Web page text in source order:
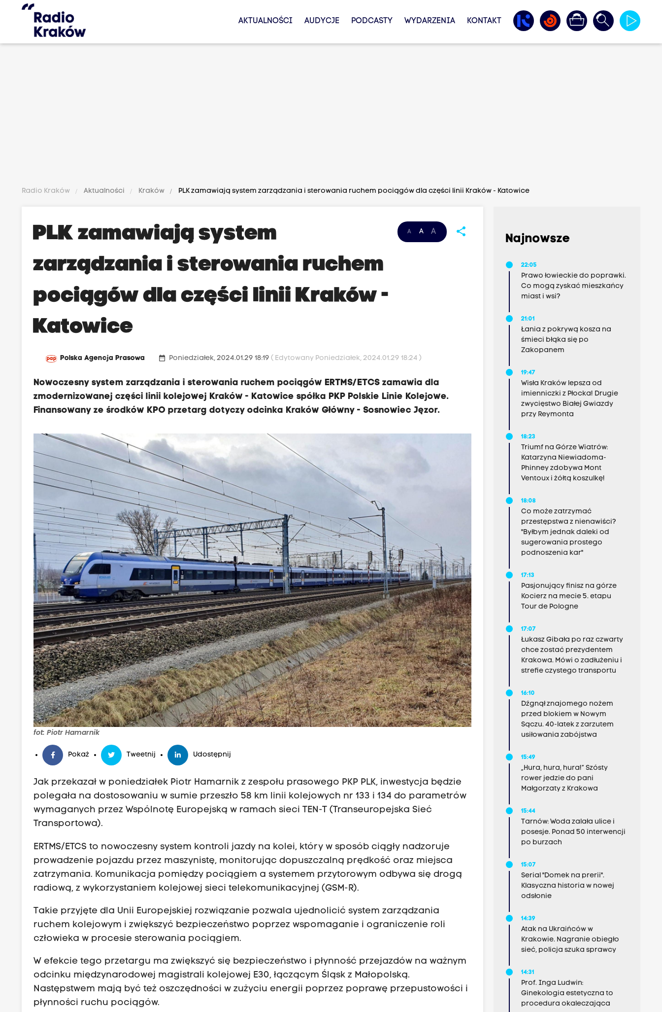
AKTUALNOŚCI AUDYCJE PODCASTY WYDARZENIA KONTAKT
Radio Kraków Aktualności Kraków PLK zamawiają system zarządzania i sterowania ruchem pociągów dla części linii Kraków - Katowice
A A A share
PLK zamawiają system
zarządzania i sterowania ruchem
pociągów dla części linii Kraków -
Katowice
Polska Agencja Prasowa date_range Poniedziałek, 2024.01.29 18:19( Edytowany Poniedziałek, 2024.01.29 18:24 )
Nowoczesny system zarządzania i sterowania ruchem pociągów ERTMS/ETCS zamawia dla
zmodernizowanej części linii kolejowej Kraków - Katowice spółka PKP Polskie Linie Kolejowe.
Finansowany ze środków KPO przetarg dotyczy odcinka Kraków Główny - Sosnowiec Jęzor.
fot: Piotr Hamarnik
Pokaż Tweetnij Udostępnij
Jak przekazał w poniedziałek Piotr Hamarnik z zespołu prasowego PKP PLK, inwestycja będzie
polegała na dostosowaniu w sumie przeszło 58 km linii kolejowych nr 133 i 134 do parametrów
wymaganych przez Wspólnotę Europejską w ramach sieci TEN-T (Transeuropejska Sieć
Transportowa).
ERTMS/ETCS to nowoczesny system kontroli jazdy na kolei, który w sposób ciągły nadzoruje
prowadzenie pojazdu przez maszynistę, monitorując dopuszczalną prędkość oraz miejsca
zatrzymania. Komunikacja pomiędzy pociągiem a systemem przytorowym odbywa się drogą
radiową, z wykorzystaniem kolejowej sieci telekomunikacyjnej (GSM-R).
Takie przyjęte dla Unii Europejskiej rozwiązanie pozwala ujednolicić system zarządzania
ruchem kolejowym i zwiększyć bezpieczeństwo poprzez wspomaganie i ograniczenie roli
człowieka w procesie sterowania pociągiem.
W efekcie tego przetargu ma zwiększyć się bezpieczeństwo i płynność przejazdów na ważnym
odcinku międzynarodowej magistrali kolejowej E30, łączącym Śląsk z Małopolską.
Następstwem mają być też oszczędności w zużyciu energii poprzez poprawę przepustowości i
płynności ruchu pociągów.
Najnowsze
22:05
Prawo łowieckie do poprawki.
Co mogą zyskać mieszkańcy
miast i wsi?
21:01
Łania z pokrywą kosza na
śmieci błąka się po
Zakopanem
19:47
Wisła Kraków lepsza od
imienniczki z Płocka! Drugie
zwycięstwo Białej Gwiazdy
przy Reymonta
18:23
Triumf na Górze Wiatrów:
Katarzyna Niewiadoma-
Phinney zdobywa Mont
Ventoux i żółtą koszulkę!
18:08
Co może zatrzymać
przestępstwa z nienawiści?
"Byłbym jednak daleki od
sugerowania prostego
podnoszenia kar"
17:13
Pasjonujący finisz na górze
Kocierz na mecie 5. etapu
Tour de Pologne
17:07
Łukasz Gibała po raz czwarty
chce zostać prezydentem
Krakowa. Mówi o zadłużeniu i
strefie czystego transportu
16:10
Dźgnął znajomego nożem
przed blokiem w Nowym
Sączu. 40-latek z zarzutem
usiłowania zabójstwa
15:49
„Hura, hura, hura!” Szósty
rower jedzie do pani
Małgorzaty z Krakowa
15:44
Tarnów: Woda zalała ulice i
posesje. Ponad 50 interwencji
po burzach
15:07
Serial "Domek na prerii".
Klasyczna historia w nowej
odsłonie
14:39
Atak na Ukraińców w
Krakowie. Nagranie obiegło
sieć, policja szuka sprawcy
14:31
Prof. Inga Ludwin:
Ginekologia estetyczna to
procedura okaleczająca